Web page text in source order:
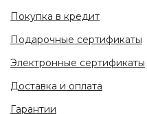
Покупка в кредит
Подарочные сертификаты
Электронные сертификаты
Доставка и оплата
Гарантии